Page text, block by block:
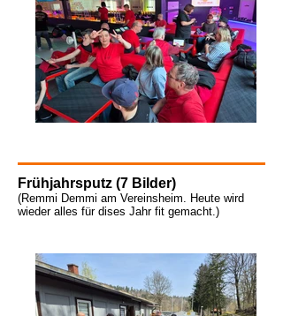
Frühjahrsputz (7 Bilder)
(Remmi Demmi am Vereinsheim. Heute wird
wieder alles für dises Jahr fit gemacht.)